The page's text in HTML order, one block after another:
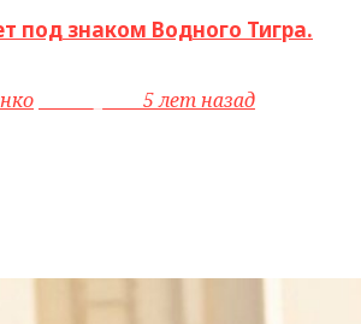
под знаком Водного Тигра.
5 лет назад